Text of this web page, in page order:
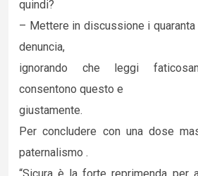
quindi?
– Mettere in discussione i
denuncia,
ignorando che leggi
consentono questo e
giustamente.
Per concludere con una dose
paternalismo .